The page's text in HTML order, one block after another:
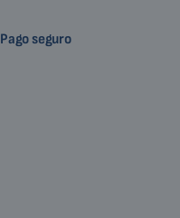
Pago seguro